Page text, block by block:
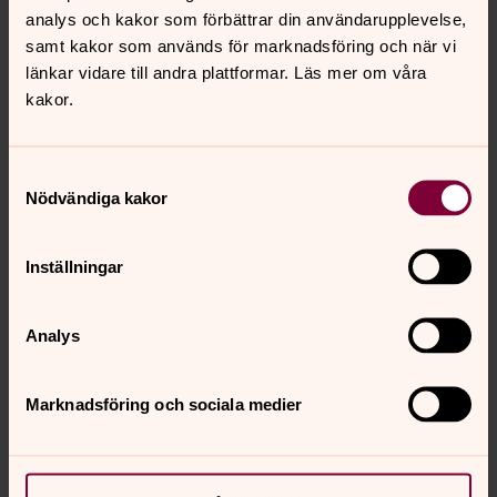
analys och kakor som förbättrar din användarupplevelse,
samt kakor som används för marknadsföring och när vi
länkar vidare till andra plattformar. Läs mer om våra
kakor.
Nödvändiga kakor
Inställningar
Analys
Marknadsföring och sociala medier
Abort
Den svenska abortlagen har funnits i 50 år. Lika länge
50 personliga berättelser skapar författarna en
Malin Claussonoch
i samtal med
Medarrangör Kaunitz-Olsson
Om vi känner till demokratins rötter står vi bättre